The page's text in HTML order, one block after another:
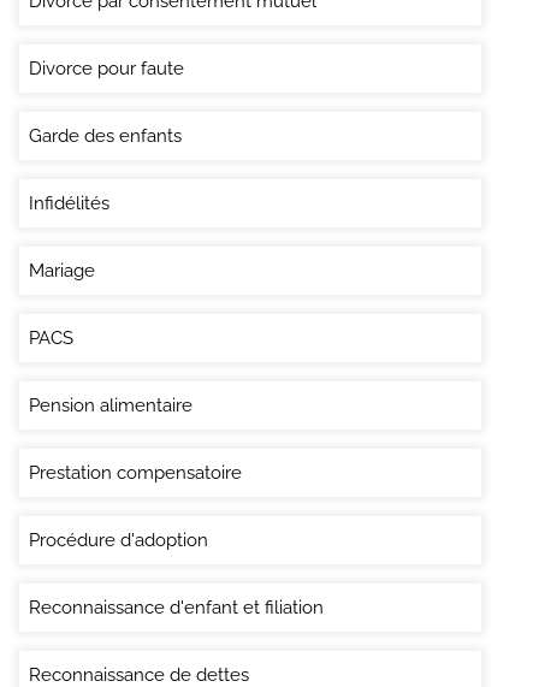
Divorce pour faute
Garde des enfants
Infidélités
Mariage
PACS
Pension alimentaire
Prestation compensatoire
Procédure d'adoption
Reconnaissance d'enfant et filiation
Reconnaissance de dettes